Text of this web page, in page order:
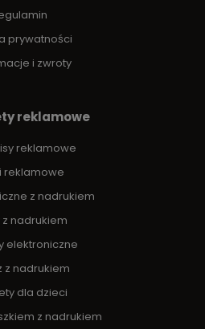
prywatności
i zwroty
reklamowe
reklamowe
reklamowe
z nadrukiem
z nadrukiem
elektroniczne
z nadrukiem
dla dzieci
z nadrukiem